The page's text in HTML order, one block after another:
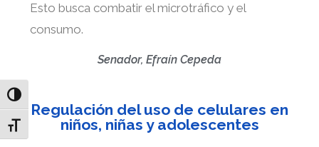
Toggle High Contrast
Toggle Font size
Esto busca combatir el microtráfico y el
consumo.
Senador, Efraín Cepeda
Regulación del uso de celulares en
niños, niñas y adolescentes